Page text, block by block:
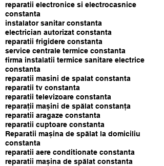
reparatii electronice si electrocasnice
constanta
instalator sanitar constanta
electrician autorizat constanta
reparatii frigidere constanta
service centrale termice constanta
firma instalatii termice sanitare electrice
constanta
reparatii masini de spalat constanta
reparatii tv constanta
reparatii televizoare constanta
reparații mașini de spălat constanța
reparatii aragaze constanta
reparatii cuptoare constanta
Reparatii mașina de spălat la domiciliu
constanta
reparatii aere conditionate constanta
reparatii mașina de spălat constanta